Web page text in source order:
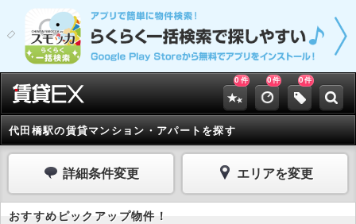
0 件 0件 0件
代田橋駅の賃貸マンション・アパートを探す
詳細条件変更 エリアを変更
おすすめピックアップ物件！